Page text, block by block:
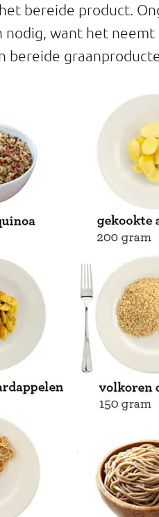
bereide product.
nodig, want het
bereide